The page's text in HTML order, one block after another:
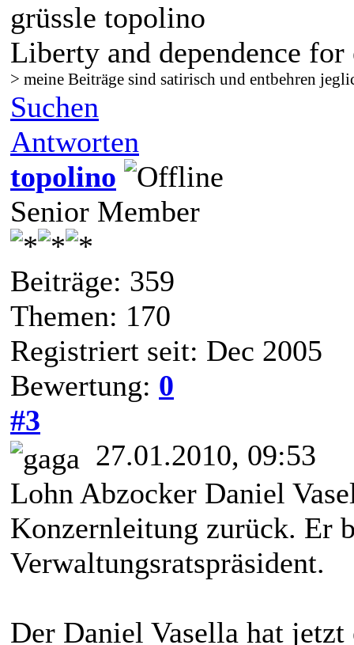
grüssle topolino
Liberty and dependence for
> meine Beiträge sind satirisch und entbehren
Suchen
Antworten
topolino
Senior Member
Beiträge: 359
Themen: 170
Registriert seit: Dec 2005
Bewertung: 0
#3
27.01.2010, 09:53
Lohn Abzocker Daniel
Konzernleitung zurück. Er
Verwaltungsratspräsident.
Der Daniel Vasella hat